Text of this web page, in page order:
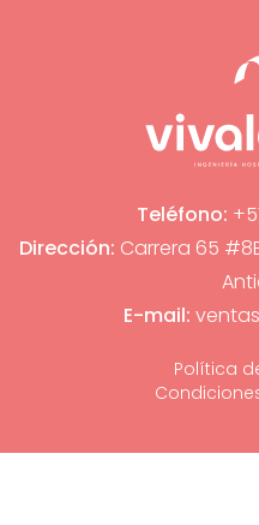
Teléfono:
Dirección: Carrera 65
E-mail:
Política